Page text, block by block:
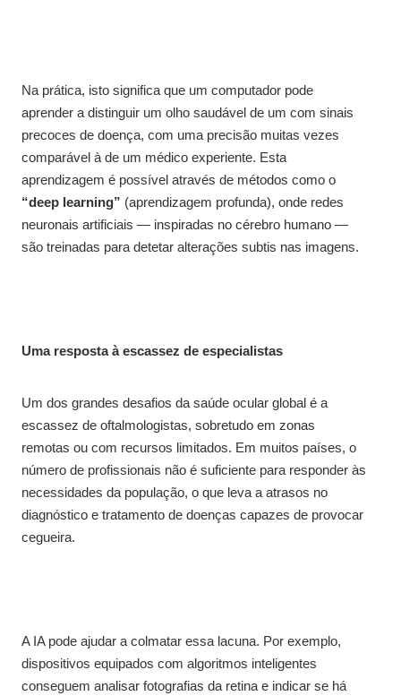
Na prática, isto significa que um computador pode
aprender a distinguir um olho saudável de um com sinais
precoces de doença, com uma precisão muitas vezes
comparável à de um médico experiente. Esta
aprendizagem é possível através de métodos como o
“deep learning” (aprendizagem profunda), onde redes
neuronais artificiais — inspiradas no cérebro humano —
são treinadas para detetar alterações subtis nas imagens.
Uma resposta à escassez de especialistas
Um dos grandes desafios da saúde ocular global é a
escassez de oftalmologistas, sobretudo em zonas
remotas ou com recursos limitados. Em muitos países, o
número de profissionais não é suficiente para responder às
necessidades da população, o que leva a atrasos no
diagnóstico e tratamento de doenças capazes de provocar
cegueira.
A IA pode ajudar a colmatar essa lacuna. Por exemplo,
dispositivos equipados com algoritmos inteligentes
conseguem analisar fotografias da retina e indicar se há